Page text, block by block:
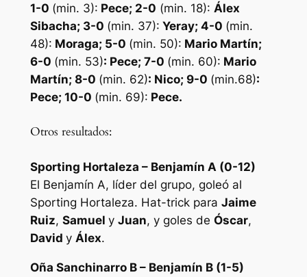
1-0 (min. 3): Pece; 2-0 (min. 18): Álex
Sibacha; 3-0 (min. 37): Yeray; 4-0 (min.
48): Moraga; 5-0 (min. 50): Mario Martín;
6-0 (min. 53): Pece; 7-0 (min. 60): Mario
Martín; 8-0 (min. 62): Nico; 9-0 (min.68):
Pece; 10-0 (min. 69): Pece.
Otros resultados:
Sporting Hortaleza – Benjamín A (0-12)
El Benjamín A, líder del grupo, goleó al
Sporting Hortaleza. Hat-trickpara Jaime
Ruiz, Samuel y Juan, y goles de Óscar,
David y Álex.
Oña Sanchinarro B – Benjamín B (1-5)